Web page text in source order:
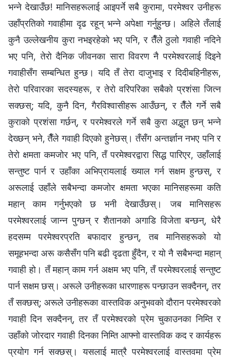
भन्‍ने देखाउँछ! मानिसहरूलाई आइपर्ने सबै कुरामा, परमेश्‍वर उनीहरू
उहाँप्रतिको गवाहीमा दृढ रहून् भन्ने अपेक्षा गर्नुहुन्छ। अहिले तँलाई
कुनै उल्लेखनीय कुरा नभइरहेको भए पनि, र तैँले ठुलो गवाही नदिने
भए पनि, तेरो दैनिक जीवनका सारा विवरण नै परमेश्‍वरलाई दिइने
गवाहीसँग सम्बन्धित हुन्छ। यदि तँ तेरा दाजुभाइ र दिदीबहिनीहरू,
तेरो परिवारका सदस्यहरू, र तेरो वरिपरिका सबैको प्रशंसा जित्न
सक्छस्; यदि, कुनै दिन, गैरविश्‍वासीहरू आउँछन्, र तैँले गर्ने सबै
कुराको प्रशंसा गर्छन्, र परमेश्‍वरले गर्ने सबै कुरा अद्भुत छन् भन्‍ने
देख्छन् भने, तैँले गवाही दिएको हुनेछस्। तँसँग अन्तर्ज्ञान नभए पनि र
तेरो क्षमता कमजोर भए पनि, तँ परमेश्‍वरद्वारा सिद्ध पारिएर, उहाँलाई
सन्तुष्ट पार्न र उहाँका अभिप्रायलाई ख्याल गर्न सक्षम हुन्छस्, र
अरूलाई उहाँले सबैभन्दा कमजोर क्षमता भएका मानिसहरूमा कति
महान् काम गर्नुभएको छ भनी देखाउँछस्। जब मानिसहरू
परमेश्‍वरलाई जान्न पुग्छन् र शैतानको अगाडि विजेता बन्छन्, धेरै
हदसम्म परमेश्‍वरप्रति बफादार हुन्छन्, तब मानिसहरूको यो
समूहभन्दा अरू कसैसँग पनि बढी दृढता हुँदैन, र यो नै सबैभन्दा महान्
गवाही हो। तँ महान् काम गर्न अक्षम भए पनि, तँ परमेश्‍वरलाई सन्तुष्ट
पार्न सक्षम छस्। अरूले उनीहरूका धारणाहरू पन्छाउन सक्दैनन्, तर
तँ सक्छस्; अरूले उनीहरूका वास्तविक अनुभवको दौरान परमेश्‍वरको
गवाही दिन सक्दैनन्, तर तँ परमेश्‍वरको प्रेम चुकाउनका निम्ति र
उहाँको जोरदार गवाही दिनका निम्ति आफ्नो वास्तविक कद र कार्यहरू
प्रयोग गर्न सक्छस्। यसलाई मात्रै परमेश्‍वरलाई वास्तवमा प्रेम